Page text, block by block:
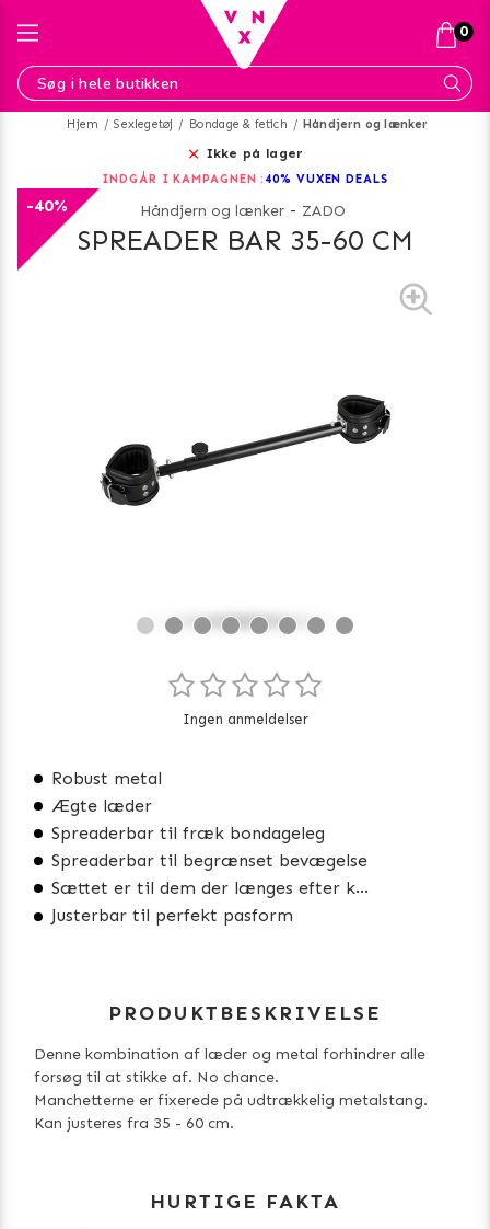
Hjem Sexlegetøj Bondage & fetich Håndjern og lænker
Ikke på lager
INDGÅR I KAMPAGNEN : 40% VUXEN DEALS
-40% Håndjern og lænker - ZADO
SPREADER BAR 35-60 CM
Robust metal
Ægte læder
Spreaderbar til fræk bondageleg
Spreaderbar til begrænset bevægelse
Sættet er til dem der længes efter kontrol
Justerbar til perfekt pasform
Ingen anmeldelser
PRODUKTBESKRIVELSE
Denne kombination af læder og metal forhindrer alle
forsøg til at stikke af. No chance.
Manchetterne er fixerede på udtrækkelig metalstang.
Kan justeres fra 35 - 60 cm.
HURTIGE FAKTA
0